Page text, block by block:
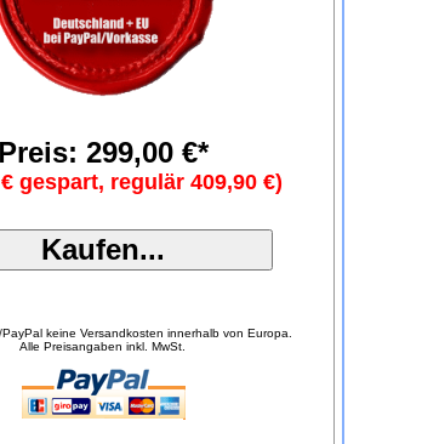
Preis: 299,00 €*
gespart, regulär 409,90 €)
keine Versandkosten innerhalb von Europa.
Alle Preisangaben inkl. MwSt.